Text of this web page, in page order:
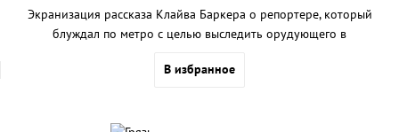
Экранизация рассказа Клайва Баркера о репортере, который
блуждал по метро с целью выследить орудующего в
В избранное